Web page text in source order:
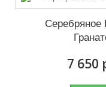
Серебряное
7 650